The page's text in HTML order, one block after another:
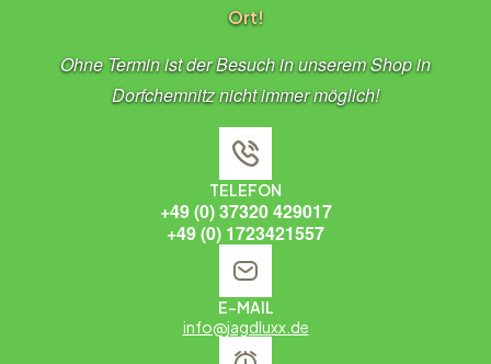
Ort!
Ohne Termin ist der Besuch in unserem Shop in
Dorfchemnitz nicht immer möglich!
TELEFON
+49 (0) 37320 429017
+49 (0) 1723421557
E-MAIL
info@jagdluxx.de